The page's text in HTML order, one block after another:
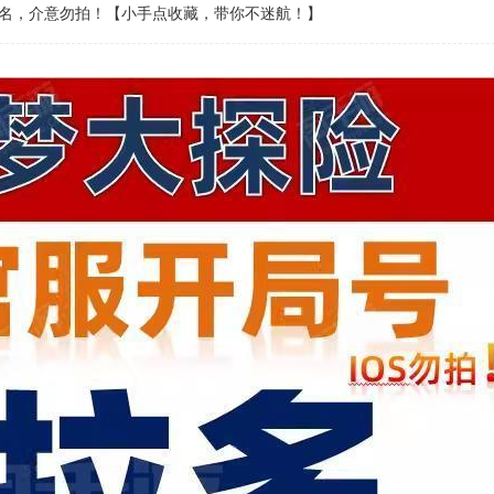
介意勿拍！【小手点收藏，带你不迷航！】